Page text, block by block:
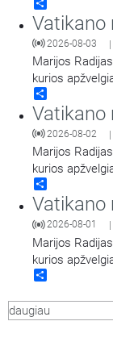
Vatikano
2026-08-03 |
Marijos
kurios
Vatikano
2026-08-02 |
Marijos
kurios
Vatikano
2026-08-01
Marijos
kurios
daugiau